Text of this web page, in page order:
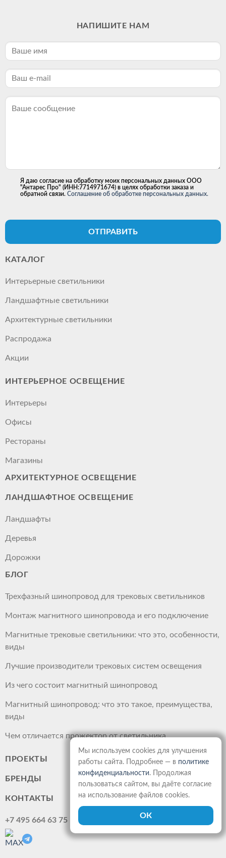
НАПИШИТЕ НАМ
Я даю согласие на обработку моих персональных данных ООО
"Антарес Про" (ИНН:7714971674) в целях обработки заказа и
обратной связи. Соглашение об обработке персональных данных.
ОТПРАВИТЬ
КАТАЛОГ
Интерьерные светильники
Ландшафтные светильники
Архитектурные светильники
Распродажа
Акции
ИНТЕРЬЕРНОЕ ОСВЕЩЕНИЕ
Интерьеры
Офисы
Рестораны
Магазины
АРХИТЕКТУРНОЕ ОСВЕЩЕНИЕ
ЛАНДШАФТНОЕ ОСВЕЩЕНИЕ
Ландшафты
Деревья
Дорожки
БЛОГ
Трехфазный шинопровод для трековых светильников
Монтаж магнитного шинопровода и его подключение
Магнитные трековые светильники: что это, особенности,
виды
Лучшие производители трековых систем освещения
Из чего состоит магнитный шинопровод
Магнитный шинопровод: что это такое, преимущества,
виды
Чем отличается прожектор от светильника
ПРОЕКТЫ
БРЕНДЫ
КОНТАКТЫ
+7 495 664 63 75
Мы используем cookies для улучшения
работы сайта. Подробнее — в политике
конфиденциальности. Продолжая
пользоваться сайтом, вы даёте согласие
на использование файлов cookies.